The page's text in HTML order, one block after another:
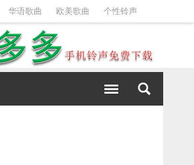
华语歌曲 欧美歌曲 个性铃声
DJ铃声 短信铃声